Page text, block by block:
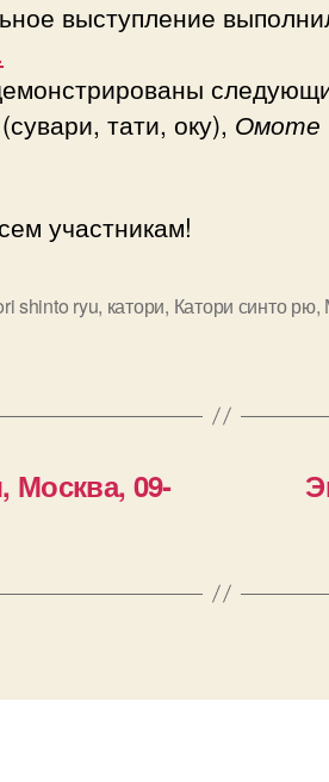
выступление
тати, оку), Омоте
участникам!
shinto ryu, катори, Катори синто рю,
Москва, 09-